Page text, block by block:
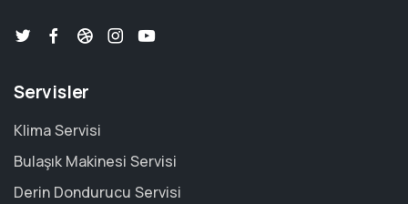
Servisler
Klima Servisi
Bulaşık Makinesi Servisi
Derin Dondurucu Servisi